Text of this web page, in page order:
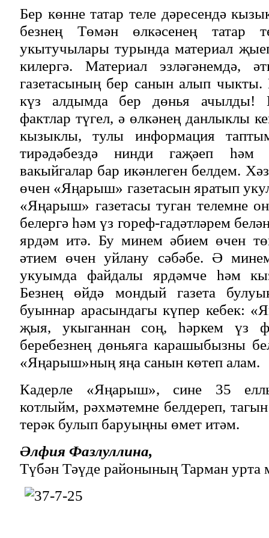
Бер көнне татар теле дәресендә
безнең Төмән өлкәсенең татар
укытучылары турында материал
килергә. Материал эзләгәнемдә,
газетасының бер санын алып
күз алдымда бер дөнья ачылды!
фактлар түгел, ә өлкәнең данлыклы
кызыклы, тулы информация
тирәдәбездә нинди гаҗәеп һәм
вакыйгалар бар икәнлеген белдем.
өчен «Яңарыш» газетасын яратып
«Яңарыш» газетасы туган телемне
белергә һәм үз гореф-гадәтләрем
ярдәм итә. Бу минем әбием өчен
әтием өчен уйлану сәбәбе. Ә
укуымда файдалы ярдәмче һәм
Безнең өйдә мондый газета
буыннар арасындагы күпер кебек:
җыя, укыганнан соң, һәркем үз
беребезнең дөньяга карашыбызны
«Яңарыш»ның яңа санын көтеп алам.
Кадерле «Яңарыш», сине 35
котлыйм, рәхмәтемне белдереп,
терәк булып баруыңны өмет итәм.
Әлфия Фазлуллина,
Түбән Тәүде районының Тарман урта